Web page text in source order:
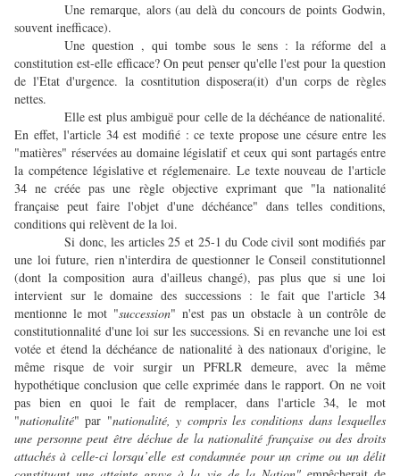
Une remarque, alors (au delà du concours de points Godwin,
souvent inefficace).
Une question , qui tombe sous le sens : la réforme del a
constitution est-elle efficace? On peut penser qu'elle l'est pour la question
de l'Etat d'urgence. la cosntitution disposera(it) d'un corps de règles
nettes.
Elle est plus ambiguë pour celle de la déchéance de nationalité.
En effet, l'article 34 est modifié : ce texte propose une césure entre les
"matières" réservées au domaine législatif et ceux qui sont partagés entre
la compétence législative et réglemenaire. Le texte nouveau de l'article
34 ne créée pas une règle objective exprimant que "la nationalité
française peut faire l'objet d'une déchéance" dans telles conditions,
conditions qui relèvent de la loi.
Si donc, les articles 25 et 25-1 du Code civil sont modifiés par
une loi future, rien n'interdira de questionner le Conseil constitutionnel
(dont la composition aura d'ailleus changé), pas plus que si une loi
intervient sur le domaine des successions : le fait que l'article 34
mentionne le mot "succession" n'est pas un obstacle à un contrôle de
constitutionnalité d'une loi sur les successions. Si en revanche une loi est
votée et étend la déchéance de nationalité à des nationaux d'origine, le
même risque de voir surgir un PFRLR demeure, avec la même
hypothétique conclusion que celle exprimée dans le rapport. On ne voit
pas bien en quoi le fait de remplacer, dans l'article 34, le mot
"nationalité" par "nationalité, y compris les conditions dans lesquelles
une personne peut être déchue de la nationalité française ou des droits
attachés à celle-ci lorsqu’elle est condamnée pour un crime ou un délit